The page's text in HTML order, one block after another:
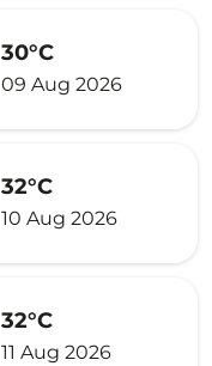
30°C
09 Aug 2026
32°C
10 Aug 2026
32°C
11 Aug 2026